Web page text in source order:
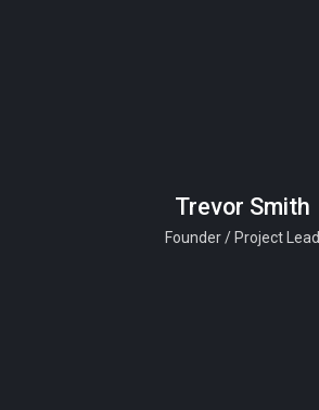
Trevor Smith
Founder / Project Lead